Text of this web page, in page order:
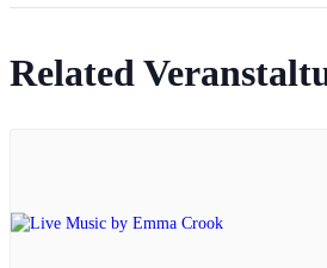
Related